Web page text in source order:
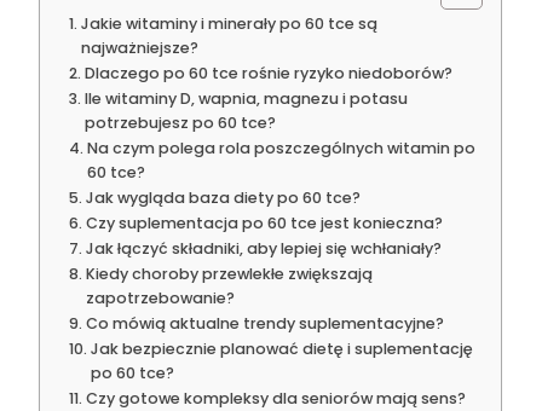
Jakie witaminy i minerały po 60 tce są
najważniejsze?
Dlaczego po 60 tce rośnie ryzyko niedoborów?
Ile witaminy D, wapnia, magnezu i potasu
potrzebujesz po 60 tce?
Na czym polega rola poszczególnych witamin po
60 tce?
Jak wygląda baza diety po 60 tce?
Czy suplementacja po 60 tce jest konieczna?
Jak łączyć składniki, aby lepiej się wchłaniały?
Kiedy choroby przewlekłe zwiększają
zapotrzebowanie?
Co mówią aktualne trendy suplementacyjne?
Jak bezpiecznie planować dietę i suplementację
po 60 tce?
Czy gotowe kompleksy dla seniorów mają sens?